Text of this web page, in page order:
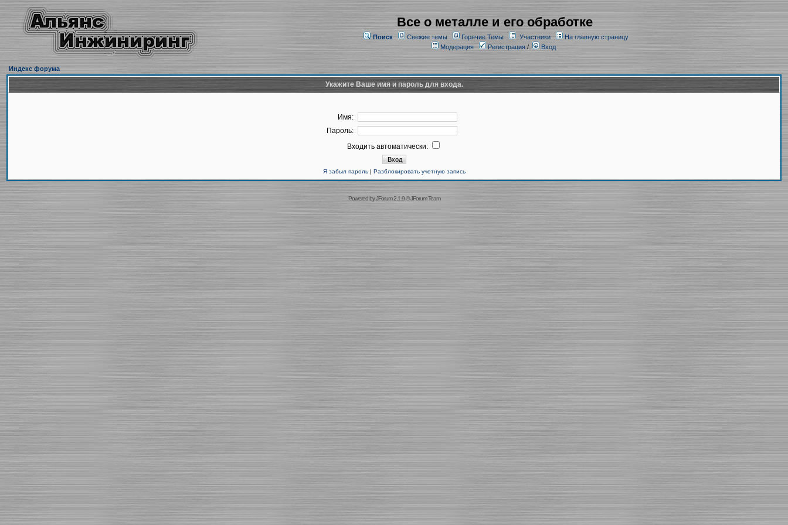
Все о металле и его обработке
Поиск Свежие темы Горячие Темы Участники
На главную страницу
Модерация
Регистрация/ Вход
Индекс форума
Укажите Ваше имя и пароль для входа.
Имя:
Пароль:
Входить автоматически:
Я забыл пароль| Разблокировать учетную запись
Powered byJForum 2.1.9©JForum Team